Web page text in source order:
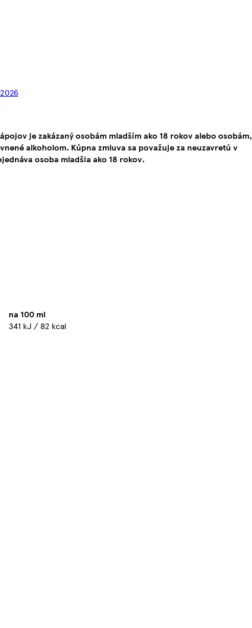
je zakázaný osobám mladším ako 18 rokov alebo osobám,
alkoholom. Kúpna zmluva sa považuje za neuzavretú v
osoba mladšia ako 18 rokov.
na 100 ml
341 kJ / 82 kcal